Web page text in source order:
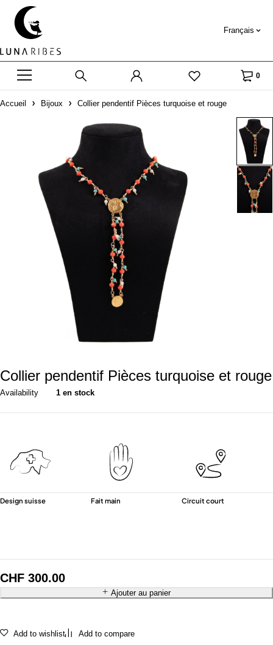
Français
0
Accueil Bijoux Collier pendentif Pièces turquoise et rouge
Collier pendentif Pièces turquoise et rouge
Availability 1 en stock
Design suisse Fait main Circuit court
CHF 300.00
Ajouter au panier
Add to wishlist Add to compare